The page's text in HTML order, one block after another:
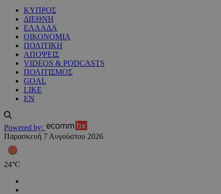
ΚΥΠΡΟΣ
ΔΙΕΘΝΗ
ΕΛΛΑΔΑ
ΟΙΚΟΝΟΜΙΑ
ΠΟΛΙΤΙΚΗ
ΑΠΟΨΕΙΣ
VIDEOS & PODCASTS
ΠΟΛΙΤΙΣΜΟΣ
GOAL
LIKE
EN
Powered by:
Παρασκευή 7 Αυγούστου 2026
24°C